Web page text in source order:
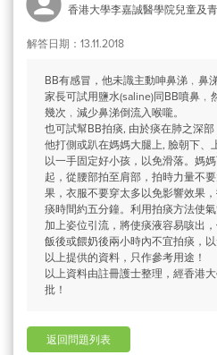
香港大學李嘉誠醫學院兒童及
解答日期：13.11.2018
BB有感冒，他未識主動呻鼻涕﹐鼻
家長可試用鹽水(saline)同BB噴鼻
幾次﹐減少鼻涕倒流入喉嚨。
也可試幫BB拍痰, 由於痰在肺之深
他打側或趴在媽媽大腿上, 臉朝下、
以一手固定好小孩，以免滑落。媽
起，從腰部拍至肩部，拍時力量不
果，衣服不要穿太多以免影響效果
痰時間約五分鐘。利用拍痰方法使
加上姿位引流，將使痰液容易咳出，
飯後或餵奶後兩小時內不宜拍痰，
以上提供的資料，只作參考用途！
以上資料由註冊護士整理，經香港
批！
返回問題列表